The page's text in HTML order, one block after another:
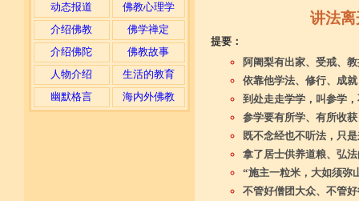
动态报道
佛教心理学
介绍佛教
佛学禅定
介绍佛陀
佛教故事
人物介绍
生活的教育
幽默格言
海内外佛教
讲法
提要：
阿阇梨有出家、受戒、
依靠他学法、修行、成
到处走走学学，叫参学
参学要有所学、有所收
既不念经也不听法，只
拿了居士供养道粮、弘
“施主一粒米，大如须弥
不管好僧团大众、不管